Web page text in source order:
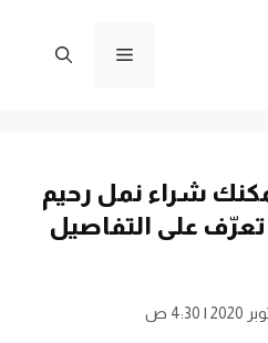
القائمة
شراء نمل رحيم
تعرّف على التفاصيل